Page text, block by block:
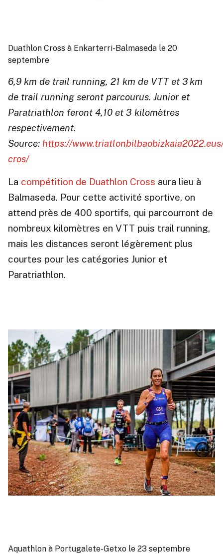
Duathlon Cross à Enkarterri-Balmaseda le 20
septembre
6,9 km de trail running, 21 km de VTT et 3 km
de trail running seront parcourus. Junior et
Paratriathlon feront 4,10 et 3 kilomètres
respectivement.
Source: https://
cros/
La compétition de Duathlon Cross aura lieu à
Balmaseda. Pour cette activité sportive, on
attend près de 400 sportifs, qui parcourront de
nombreux kilomètres en VTT puis trail running,
mais les distances seront légèrement plus
courtes pour les catégories Junior et
Paratriathlon.
Aquathlon à Portugalete-Getxo le 23 septembre